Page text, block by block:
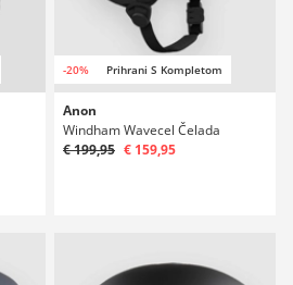
-20% Prihrani S Kompletom
Anon
Windham Wavecel Čelada
€ 199,95 € 159,95